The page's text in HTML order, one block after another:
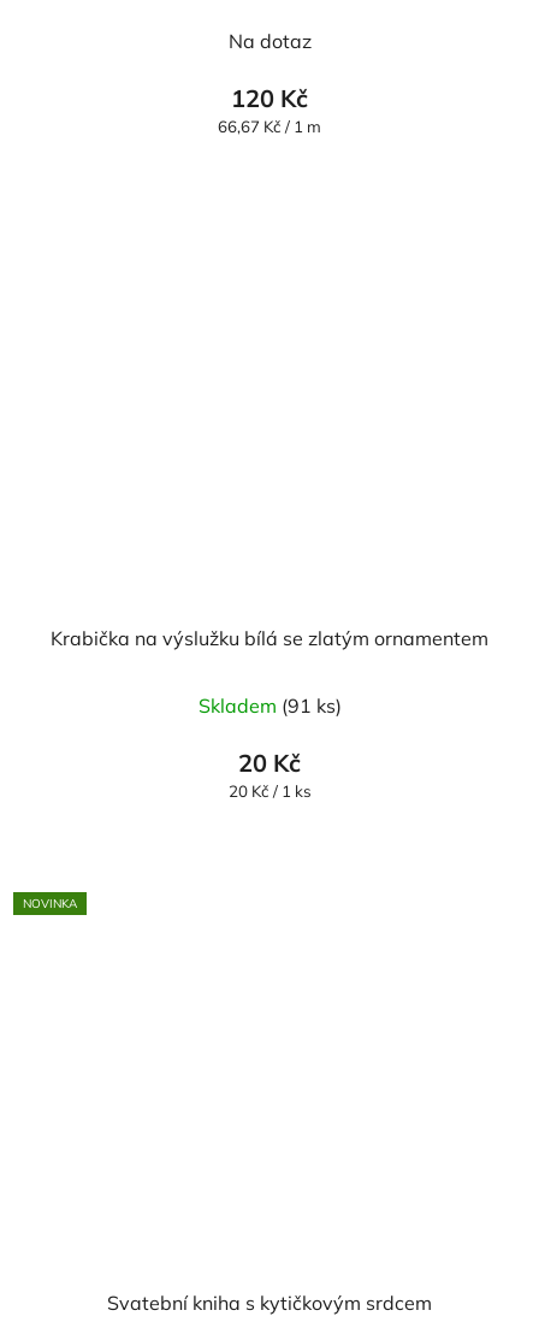
Na dotaz
120 Kč
Měrná
66,67 Kč / 1 m
Krabička na výslužku bílá se zlatým ornamentem
Skladem (91 ks)
20 Kč
Měrná
20 Kč / 1 ks
NOVINKA
Svatební kniha s kytičkovým srdcem